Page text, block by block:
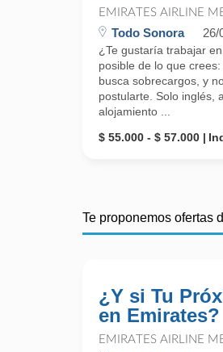
EMIRATES AIRLINE
Todo Sonora 26/
¿Te gustaría trabajar
posible de lo que
busca sobrecargos, y
postularte. Solo inglés,
alojamiento ...
$ 55.000 - $ 57.000
Te proponemos ofertas
¿Y si Tu
en Emirates?
EMIRATES AIRLINE